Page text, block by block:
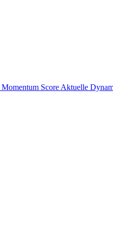
Momentum Score Aktuelle